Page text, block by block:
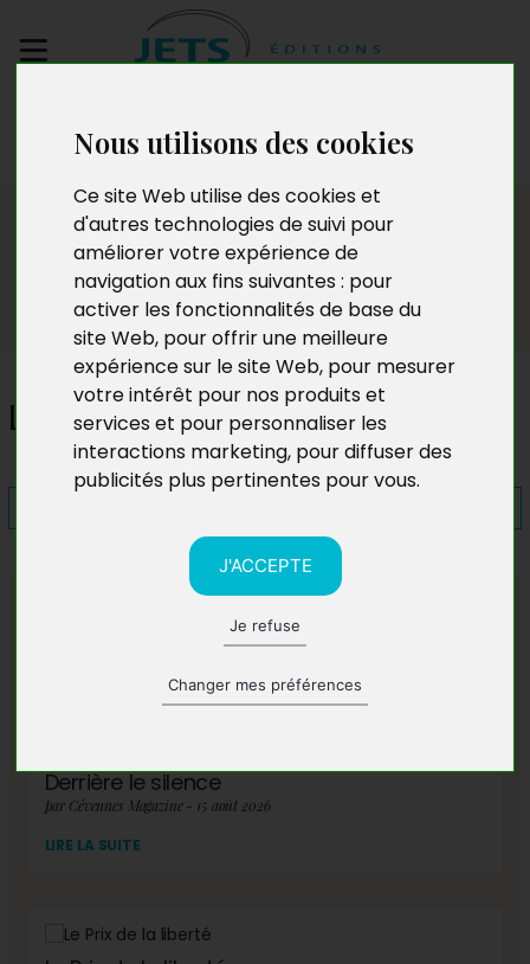
Nous utilisons des cookies
Ce site Web utilise des cookies et
d'autres technologies de suivi pour
améliorer votre expérience de
navigation aux fins suivantes : pour
activer les fonctionnalités de base du
site Web, pour offrir une meilleure
expérience sur le site Web, pour mesurer
votre intérêt pour nos produits et
services et pour personnaliser les
interactions marketing, pour diffuser des
publicités plus pertinentes pour vous.
J'ACCEPTE
Je refuse
Changer mes préférences
manuscrit
Presse
L'oxymore de la fée
A lire également
Derrière le silence
par Cévennes Magazine - 15 août 2026
LIRE LA SUITE